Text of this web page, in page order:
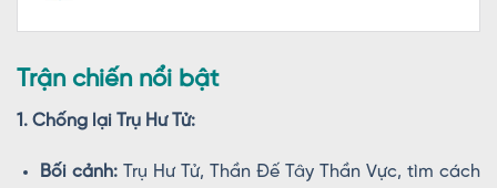
Trận chiến nổi bật
1. Chống lại Trụ Hư Tử:
Bối cảnh:Trụ Hư Tử, Thần Đế Tây Thần Vực, tìm cách